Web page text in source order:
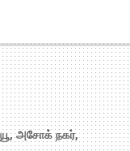
அசோக் நகர்,